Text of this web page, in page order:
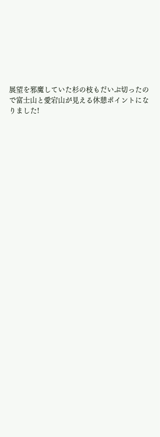
展望を邪魔していた杉の枝もだいぶ切ったの
で富士山と愛宕山が見える休憩ポイントにな
りました!